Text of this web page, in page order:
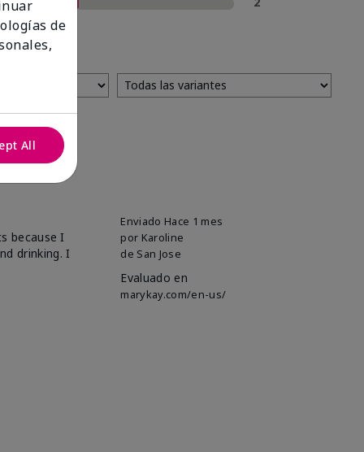
Enviado Hace 1 mes
por Karoline
de San Jose
Evaluado en
marykay.com/en-us/
because I
drinking. I
de
All